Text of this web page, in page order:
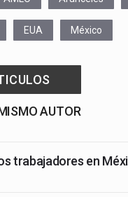
EUA México
AUTOR
trabajadores en